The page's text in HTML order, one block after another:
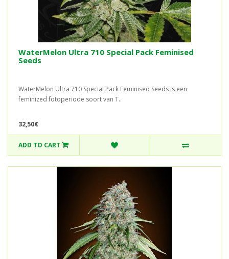
WaterMelon Ultra 710 Special Pack Feminised
Seeds
WaterMelon Ultra 710 Special Pack Feminised Seeds is een
feminized fotoperiode soort van T..
32,50€
ADD TO CART